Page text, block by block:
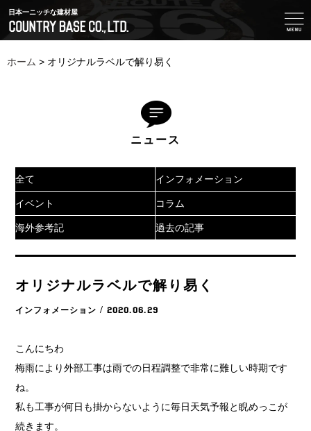
日本一ニッチな建材屋
ホーム > オリジナルラベルで解り易く
ニュース
全て インフォメーション
イベント コラム
海外参考記 過去の記事
オリジナルラベルで解り易く
インフォメーション / 2020.06.29
こんにちわ
梅雨により外部工事は雨での日程調整で非常に難しい時期です
ね。
私も工事が何日も掛からないように毎日天気予報と睨めっこが
続きます。